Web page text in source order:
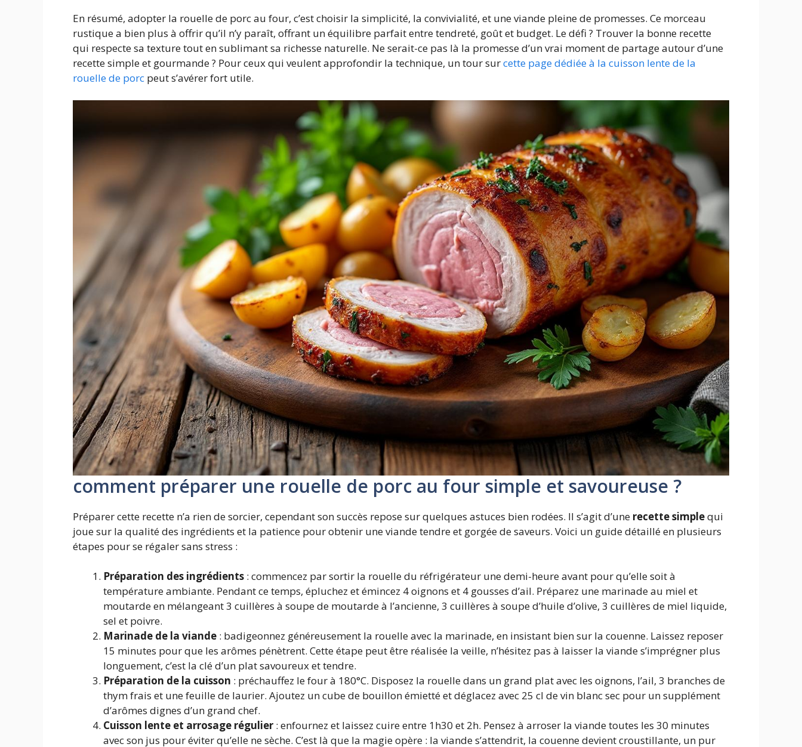
En résumé, adopter la rouelle de porc au four, c’est choisir la simplicité, la convivialité, et une viande pleine de promesses. Ce morceau
rustique a bien plus à offrir qu’il n’y paraît, offrant un équilibre parfait entre tendreté, goût et budget. Le défi ? Trouver la bonne recette
qui respecte sa texture tout en sublimant sa richesse naturelle. Ne serait-ce pas là la promesse d’un vrai moment de partage autour d’une
recette simple et gourmande ? Pour ceux qui veulent approfondir la technique, un tour surcette page dédiée à la cuisson lente de la
rouelle de porc peut s’avérer fort utile.
comment préparer une rouelle de porc au four simple et savoureuse ?
Préparer cette recette n’a rien de sorcier, cependant son succès repose sur quelques astuces bien rodées. Il s’agit d’une recette simplequi
joue sur la qualité des ingrédients et la patience pour obtenir une viande tendre et gorgée de saveurs. Voici un guide détaillé en plusieurs
étapes pour se régaler sans stress :
Préparation des ingrédients : commencez par sortir la rouelle du réfrigérateur une demi-heure avant pour qu’elle soit à
température ambiante. Pendant ce temps, épluchez et émincez 4 oignons et 4 gousses d’ail. Préparez une marinade au miel et
moutarde en mélangeant 3 cuillères à soupe de moutarde à l’ancienne, 3 cuillères à soupe d’huile d’olive, 3 cuillères de miel liquide,
sel et poivre.
Marinade de la viande : badigeonnez généreusement la rouelle avec la marinade, en insistant bien sur la couenne. Laissez reposer
15 minutes pour que les arômes pénètrent. Cette étape peut être réalisée la veille, n’hésitez pas à laisser la viande s’imprégner plus
longuement, c’est la clé d’un plat savoureux et tendre.
Préparation de la cuisson : préchauffez le four à 180°C. Disposez la rouelle dans un grand plat avec les oignons, l’ail, 3 branches de
thym frais et une feuille de laurier. Ajoutez un cube de bouillon émietté et déglacez avec 25 cl de vin blanc sec pour un supplément
d’arômes dignes d’un grand chef.
Cuisson lente et arrosage régulier : enfournez et laissez cuire entre 1h30 et 2h. Pensez à arroser la viande toutes les 30 minutes
avec son jus pour éviter qu’elle ne sèche. C’est là que la magie opère : la viande s’attendrit, la couenne devient croustillante, un pur